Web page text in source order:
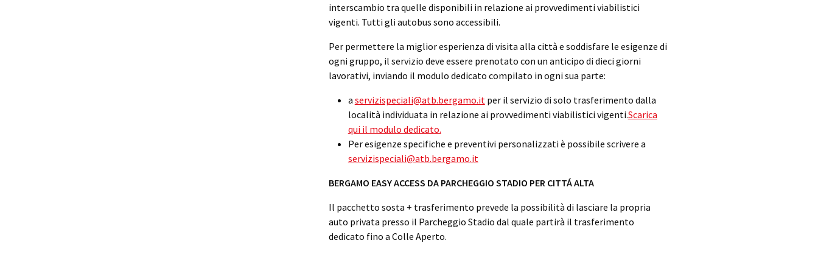
interscambio tra quelle disponibili in relazione ai provvedimenti viabilistici
vigenti. Tutti gli autobus sono accessibili.
Per permettere la miglior esperienza di visita alla città e soddisfare le esigenze di
ogni gruppo, il servizio deve essere prenotato con un anticipo di dieci giorni
lavorativi, inviando il modulo dedicato compilato in ogni sua parte:
a servizispeciali@atb.bergamo.itper il servizio di solo trasferimento dalla
località individuata in relazione ai provvedimenti viabilistici vigenti.Scarica
qui il modulo dedicato.
Per esigenze specifiche e preventivi personalizzati è possibile scrivere a
servizispeciali@atb.bergamo.it
BERGAMO EASY ACCESS DA PARCHEGGIO STADIO PER CITTÁ ALTA
Il pacchetto sosta + trasferimento prevede la possibilità di lasciare la propria
auto privata presso il Parcheggio Stadio dal quale partirà il trasferimento
dedicato fino a Colle Aperto.